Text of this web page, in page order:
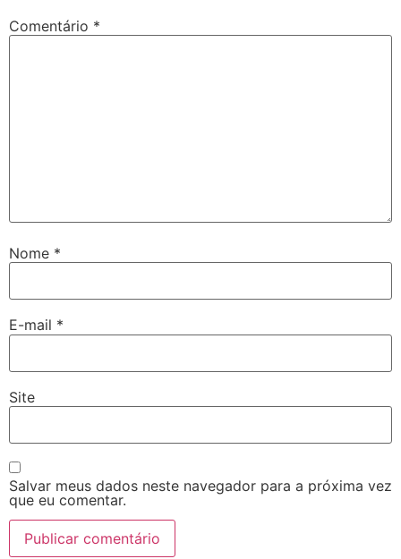
Comentário *
Nome *
E-mail *
Site
Salvar meus dados neste navegador para a próxima vez
que eu comentar.